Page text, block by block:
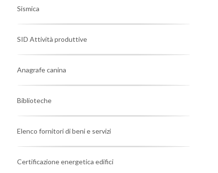
Sismica
SID Attività produttive
Anagrafe canina
Biblioteche
Elenco fornitori di beni e servizi
Certificazione energetica edifici